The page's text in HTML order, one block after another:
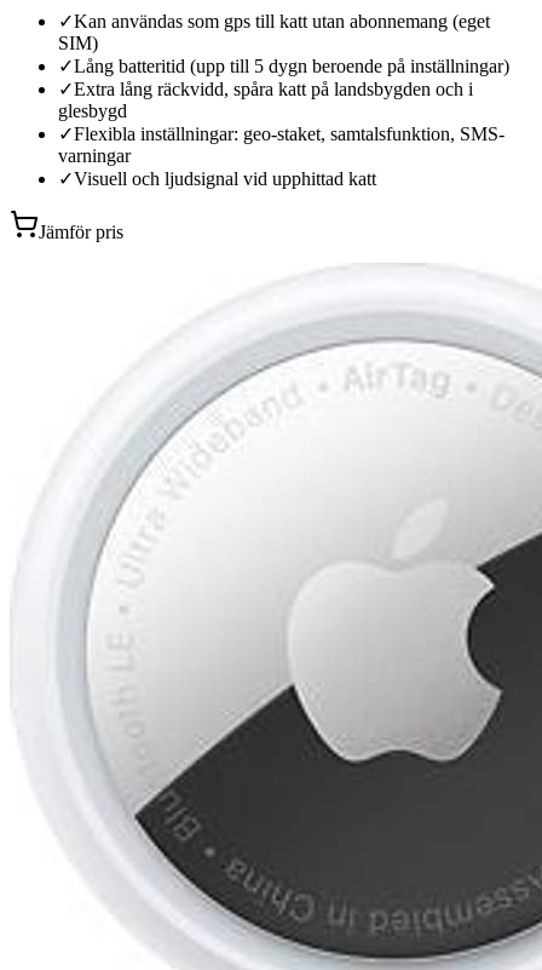
✓Kan användas som gps till katt utan abonnemang (eget
SIM)
✓Lång batteritid (upp till 5 dygn beroende på inställningar)
✓Extra lång räckvidd, spåra katt på landsbygden och i
glesbygd
✓Flexibla inställningar: geo-staket, samtalsfunktion, SMS-
varningar
✓Visuell och ljudsignal vid upphittad katt
Jämför pris